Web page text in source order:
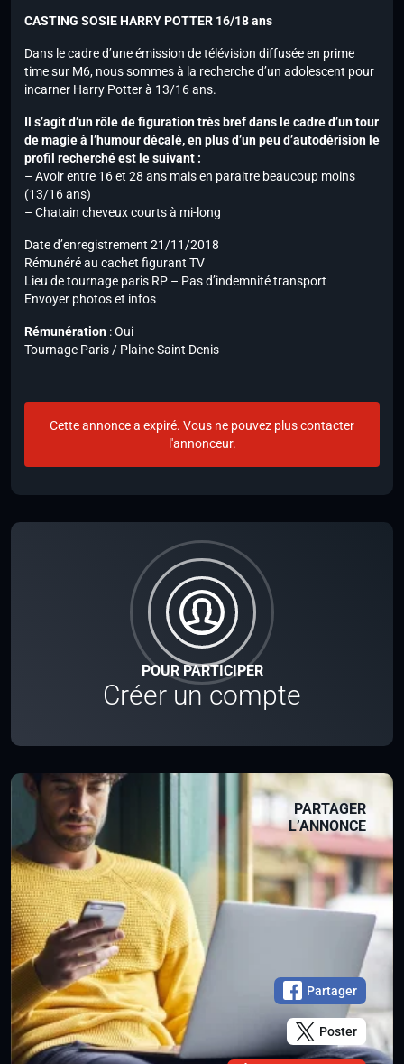
POUR PARTICIPER
Créer un compte
PARTAGER
L’ANNONCE
Partager
Poster
CASTING SOSIE HARRY POTTER 16/18 ans
Dans le cadre d’une émission de télévision diffusée en prime
time sur M6, nous sommes à la recherche d’un adolescent pour
incarner Harry Potter à 13/16 ans.
Il s’agit d’un rôle de figuration très bref dans le cadre d’un tour
de magie à l’humour décalé, en plus d’un peu d’autodérision le
profil recherché est le suivant :
– Avoir entre 16 et 28 ans mais en paraitre beaucoup moins
(13/16 ans)
– Chatain cheveux courts à mi-long
Date d’enregistrement 21/11/2018
Rémunéré au cachet figurant TV
Lieu de tournage paris RP – Pas d’indemnité transport
Envoyer photos et infos
Rémunération : Oui
Tournage Paris / Plaine Saint Denis
Cette annonce a expiré. Vous ne pouvez plus contacter
l'annonceur.